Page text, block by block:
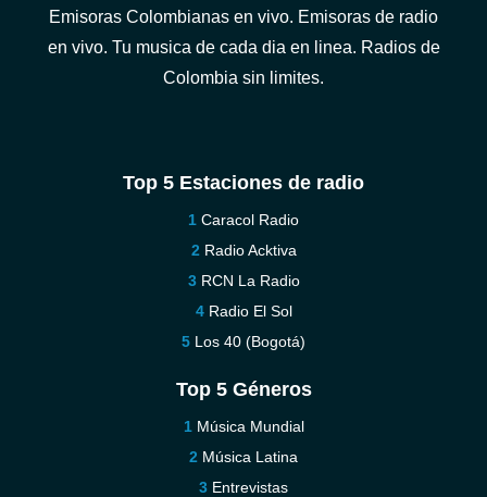
Emisoras Colombianas en vivo. Emisoras de radio
en vivo. Tu musica de cada dia en linea. Radios de
Colombia sin limites.
Top 5 Estaciones de radio
Caracol Radio
Radio Acktiva
RCN La Radio
Radio El Sol
Los 40 (Bogotá)
Top 5 Géneros
Música Mundial
Música Latina
Entrevistas